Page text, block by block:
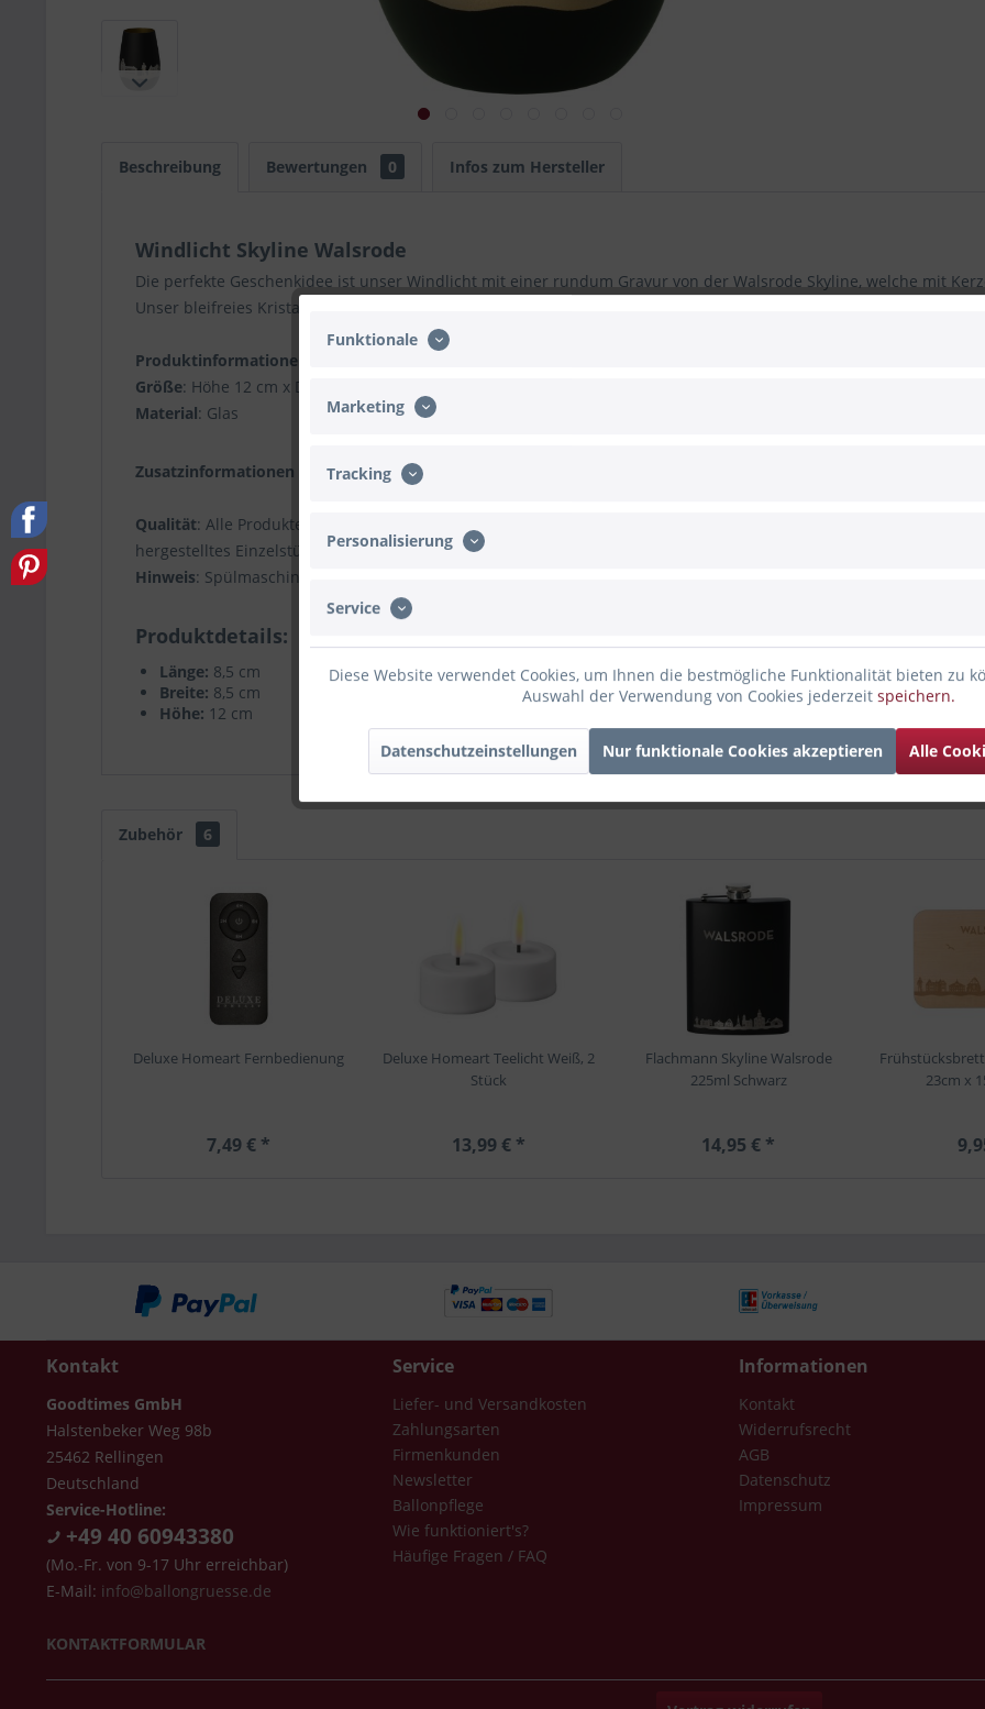
Beschreibung Bewertungen 0 Infos zum Hersteller
Windlicht Skyline Walsrode
Die perfekte Geschenkidee ist unser Windlicht mit einer rundum Gravur von der Walsrode Skyline, welche mit
Unser bleifreies Kristallglas wird außen mit organischen Farben veredelt. Hinzu kommt noch ein schöner
Produktinformationen
Größe: Höhe 12 cm x Durchmesser 8,5 cm (Volumen 465 ml)
Material: Glas
Zusatzinformationen
Qualität: Alle Produkte werden von uns selbst gestaltet und mit unserem Lasercutter graviert. Es ist kein
hergestelltes Einzelstück.
Hinweis: Spülmaschinenfest und Bruchbeständig, Kerze nicht mitgeliefert
Produktdetails
Länge: 8,5 cm
Breite: 8,5 cm
Höhe: 12 cm
Zubehör 6
Deluxe Homeart Fernbedienung
7,49 € *
Deluxe Homeart Teelicht Weiß, 2
Stück
13,99 € *
Flachmann Skyline Walsrode
225ml Schwarz
14,95 € *
23cm x
Kontakt
Goodtimes GmbH
Halstenbeker Weg 98b
25462 Rellingen
Deutschland
Service-Hotline:
+49 40 60943380
(Mo.-Fr. von 9-17 Uhr erreichbar)
E-Mail: info@ballongruesse.de
KONTAKTFORMULAR
Service
Liefer- und Versandkosten
Zahlungsarten
Firmenkunden
Newsletter
Ballonpflege
Wie funktioniert's?
Häufige Fragen / FAQ
Informationen
Kontakt
Widerrufsrecht
AGB
Datenschutz
Impressum
Funktionale
Marketing
Tracking
Personalisierung
Service
Diese Website verwendet Cookies, um Ihnen die bestmögliche Funktionalität bieten zu
Auswahl der Verwendung von Cookies jederzeit speichern.
Datenschutzeinstellungen Nur funktionale Cookies akzeptieren Alle